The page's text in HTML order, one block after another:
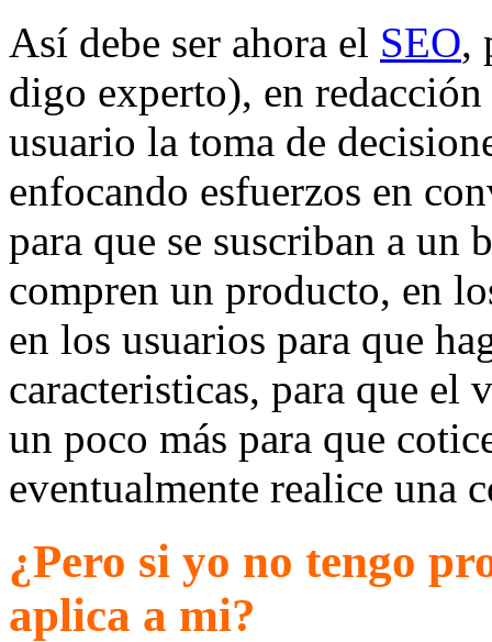
Así debe ser ahora el SEO,
digo experto), en
usuario la toma de
enfocando esfuerzos en
para que se suscriban a un
compren un producto, en
en los usuarios para que
caracteristicas, para que el
un poco más para que
eventualmente realice una
¿Pero si yo no tengo
aplica a mi?